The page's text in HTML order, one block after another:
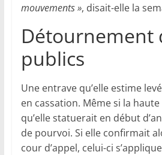
mouvements », disait-elle la
Détournement
publics
Une entrave qu’elle estime
en cassation. Même si la
qu’elle statuerait en début
de pourvoi. Si elle confirmait
cour d’appel, celui-ci